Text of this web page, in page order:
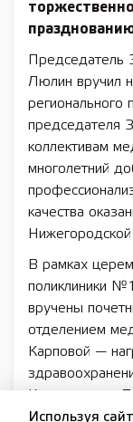
Председатель
Люлин вручил
регионального
председателя
коллективам
многолетний
качества
Нижегородской
В рамках
поликлиники
вручены
отделением
Карповой —
Используя